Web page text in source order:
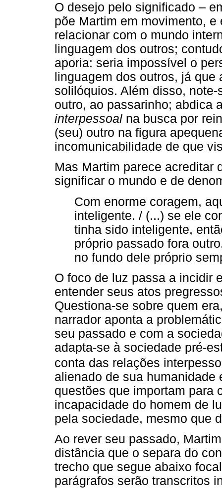
O desejo pelo significado –
põe Martim em movimento,
relacionar com o mundo
linguagem dos outros;
aporia: seria impossível o
linguagem dos outros, já
solilóquios. Além disso,
outro, ao passarinho; abdica
interpessoal na busca por
(seu) outro na figura
incomunicabilidade de que
Mas Martim parece acreditar
significar o mundo e de
Com enorme coragem,
inteligente. / (...) se ele
tinha sido inteligente,
próprio passado fora
no fundo dele próprio
O foco de luz passa a incidir
entender seus atos
Questiona-se sobre quem
narrador aponta a
seu passado e com a
adapta-se à sociedade pré-
conta das relações
alienado de sua
questões que importam para
incapacidade do homem de
pela sociedade, mesmo que
Ao rever seu passado,
distância que o separa do
trecho que segue abaixo
parágrafos serão transcritos